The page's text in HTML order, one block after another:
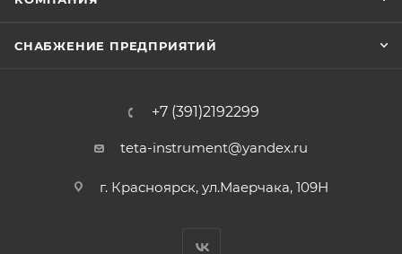
СНАБЖЕНИЕ ПРЕДПРИЯТИЙ
+7 (391)2192299
teta-instrument@yandex.ru
г. Красноярск, ул.Маерчака, 109Н